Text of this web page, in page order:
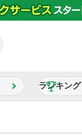
ランキング